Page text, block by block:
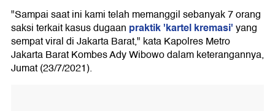
"Sampai saat ini kami telah memanggil sebanyak 7 orang
saksi terkait kasus dugaan praktik 'kartel kremasi'yang
sempat viral di Jakarta Barat," kata Kapolres Metro
Jakarta Barat Kombes Ady Wibowo dalam keterangannya,
Jumat (23/7/2021).